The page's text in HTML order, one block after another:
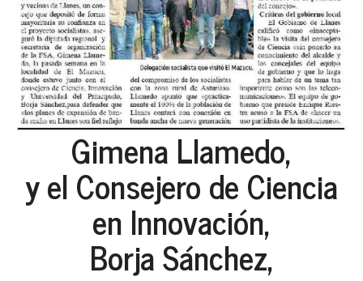
Gimena Llamedo,
y el Consejero de Ciencia
en Innovación,
Borja Sánchez,